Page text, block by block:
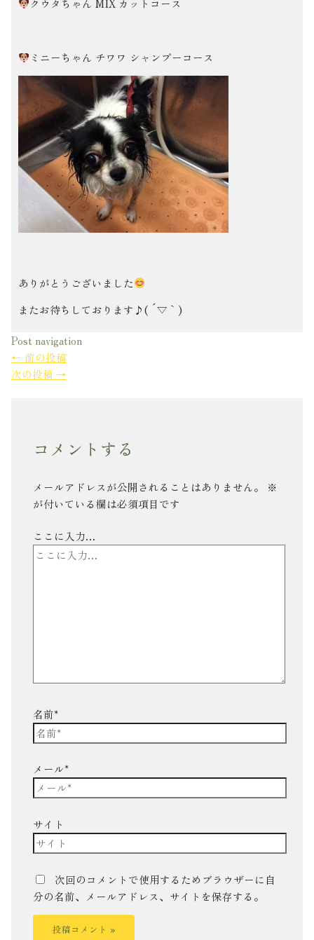
ミニーちゃん チワワ シャンプーコース
ありがとうございました
またお待ちしております♪( ´▽｀)
Post navigation
← 前の投稿
次の投稿 →
コメントする
メールアドレスが公開されることはありません。
※
が付いている欄は必須項目です
ここに入力…
名前*
メール*
サイト
次回のコメントで使用するためブラウザーに自
分の名前、メールアドレス、サイトを保存する。